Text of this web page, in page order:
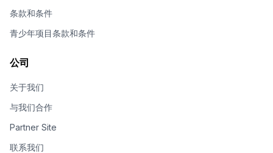
条款和条件
青少年项目条款和条件
公司
关于我们
与我们合作
Partner Site
联系我们